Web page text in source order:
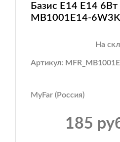
Базис E14 E14
MB1001E14-6W3K
На
Артикул:
MyFar (Россия)
185